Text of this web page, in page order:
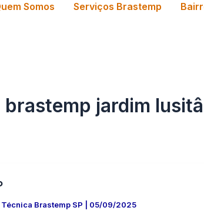
Somos Serviços Brastemp
jardim
Brastemp SP 05/09/2025